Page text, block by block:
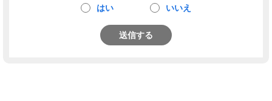
はい いいえ
送信する